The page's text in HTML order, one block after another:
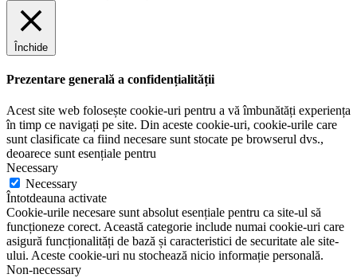
Închide
Prezentare generală a confidențialității
Acest site web folosește cookie-uri pentru a vă îmbunătăți experiența
în timp ce navigați pe site. Din aceste cookie-uri, cookie-urile care
sunt clasificate ca fiind necesare sunt stocate pe browserul dvs.,
deoarece sunt esențiale pentru
Necessary
Necessary
Întotdeauna activate
Cookie-urile necesare sunt absolut esențiale pentru ca site-ul să
funcționeze corect. Această categorie include numai cookie-uri care
asigură funcționalități de bază și caracteristici de securitate ale site-
ului. Aceste cookie-uri nu stochează nicio informație personală.
Non-necessary